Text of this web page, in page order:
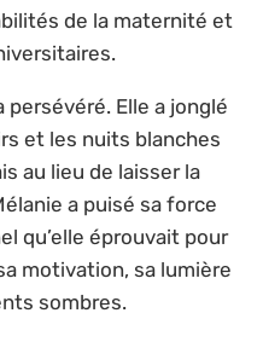
de la maternité et
persévéré. Elle a jonglé
et les nuits blanches
au lieu de laisser la
a puisé sa force
qu’elle éprouvait pour
motivation, sa lumière
sombres.